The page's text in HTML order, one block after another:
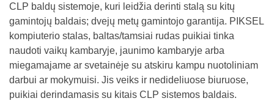
CLP baldų sistemoje, kuri leidžia derinti stalą su kitų
gamintojų baldais; dvejų metų gamintojo garantija. PIKSEL
kompiuterio stalas, baltas/tamsiai rudas puikiai tinka
naudoti vaikų kambaryje, jaunimo kambaryje arba
miegamajame ar svetainėje su atskiru kampu nuotoliniam
darbui ar mokymuisi. Jis veiks ir nedideliuose biuruose,
puikiai derindamasis su kitais CLP sistemos baldais.